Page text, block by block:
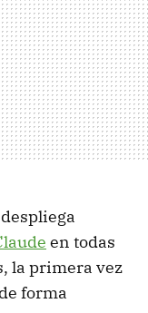
en todas
la primera vez
forma